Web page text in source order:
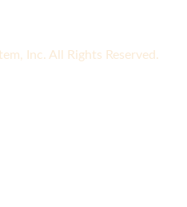
Inc. All Rights Reserved.